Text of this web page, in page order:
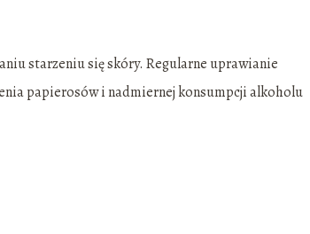
starzeniu się skóry. Regularne uprawianie
papierosów i nadmiernej konsumpcji alkoholu